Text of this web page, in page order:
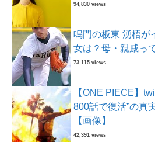
94,830 views
鳴門の板東 湧梧が
女は？母・親戚っ
73,115 views
【ONE PIECE】
800話で復活”の真
【画像】
42,391 views